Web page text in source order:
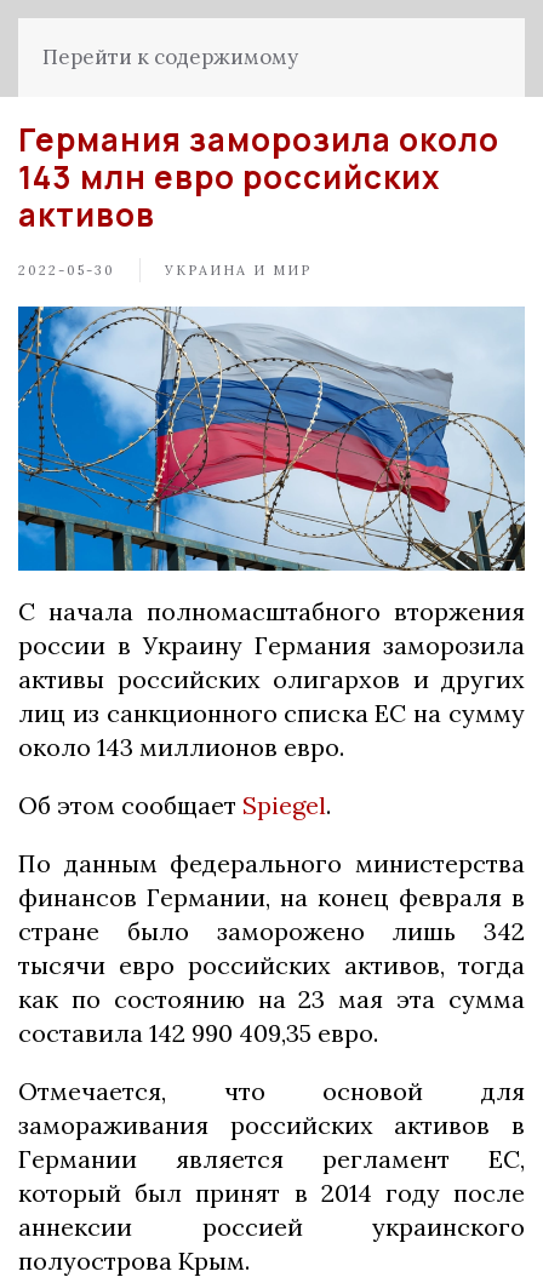
Перейти к содержимому
Германия заморозила около
143 млн евро российских
активов
2022-05-30 УКРАИНА И МИР
С начала полномасштабного вторжения
россии в Украину Германия заморозила
активы российских олигархов и других
лиц из санкционного списка ЕС на сумму
около 143 миллионов евро.
Об этом сообщает Spiegel.
По данным федерального министерства
финансов Германии, на конец февраля в
стране было заморожено лишь 342
тысячи евро российских активов, тогда
как по состоянию на 23 мая эта сумма
составила 142 990 409,35 евро.
Отмечается, что основой для
замораживания российских активов в
Германии является регламент ЕС,
который был принят в 2014 году после
аннексии россией украинского
полуострова Крым.